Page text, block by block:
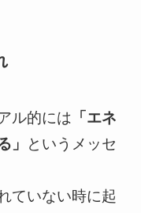
ル的には 「エネ
」
というメッセ
ていない時に起